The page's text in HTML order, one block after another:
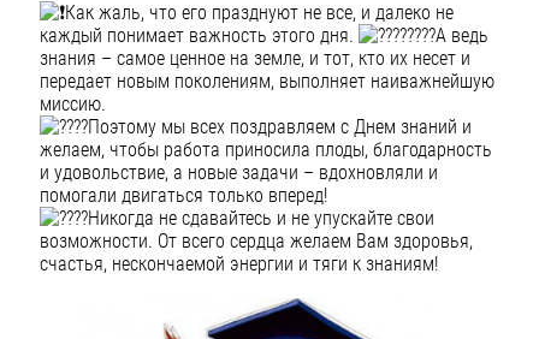
Как жаль, что его празднуют не все, и далеко не
каждый понимает важность этого дня.
А ведь
знания – самое ценное на земле, и тот, кто их несет и
передает новым поколениям, выполняет наиважнейшую
миссию.
Поэтому мы всех поздравляем с Днем знаний и
желаем, чтобы работа приносила плоды, благодарность
и удовольствие, а новые задачи – вдохновляли и
помогали двигаться только вперед!
Никогда не сдавайтесь и не упускайте свои
возможности. От всего сердца желаем Вам здоровья,
счастья, нескончаемой энергии и тяги к знаниям!